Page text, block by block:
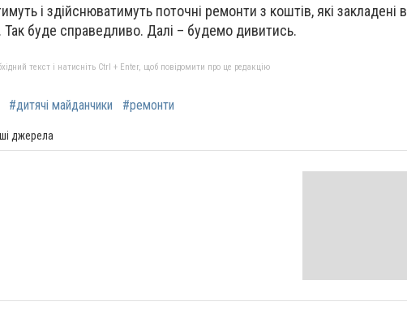
і здійснюватимуть поточні ремонти з коштів, які закладені в
Так буде справедливо. Далі – будемо дивитись.
текст і натисніть Ctrl + Enter, щоб повідомити про це редакцію
#дитячі майданчики #ремонти
джерела